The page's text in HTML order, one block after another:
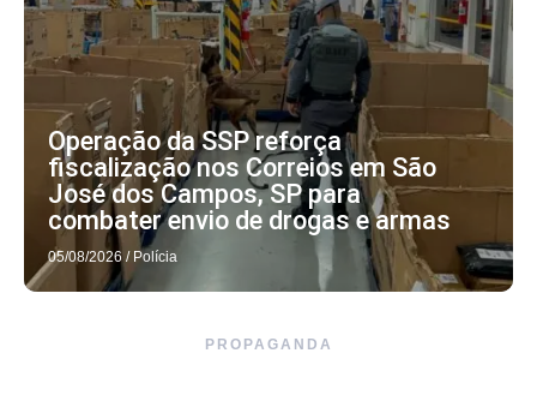
Operação da SSP reforça
fiscalização nos Correios em São
José dos Campos, SP para
combater envio de drogas e armas
05/08/2026 / Polícia
PROPAGANDA